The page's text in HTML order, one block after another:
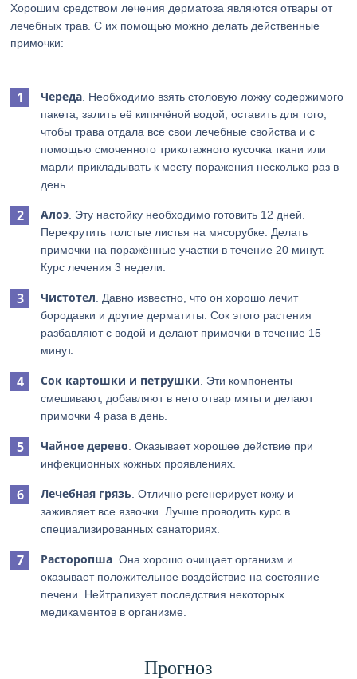
Хорошим средством лечения дерматоза являются отвары от
лечебных трав. С их помощью можно делать действенные
примочки:
Череда . Необходимо взять столовую ложку содержимого
пакета, залить её кипячёной водой, оставить для того,
чтобы трава отдала все свои лечебные свойства и с
помощью смоченного трикотажного кусочка ткани или
марли прикладывать к месту поражения несколько раз в
день.
Алоэ . Эту настойку необходимо готовить 12 дней.
Перекрутить толстые листья на мясорубке. Делать
примочки на поражённые участки в течение 20 минут.
Курс лечения 3 недели.
Чистотел . Давно известно, что он хорошо лечит
бородавки и другие дерматиты. Сок этого растения
разбавляют с водой и делают примочки в течение 15
минут.
Сок картошки и петрушки . Эти компоненты
смешивают, добавляют в него отвар мяты и делают
примочки 4 раза в день.
Чайное дерево . Оказывает хорошее действие при
инфекционных кожных проявлениях.
Лечебная грязь . Отлично регенерирует кожу и
заживляет все язвочки. Лучше проводить курс в
специализированных санаториях.
Расторопша . Она хорошо очищает организм и
оказывает положительное воздействие на состояние
печени. Нейтрализует последствия некоторых
медикаментов в организме.
Прогноз